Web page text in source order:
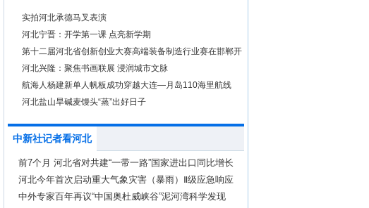
实拍河北承德马叉表演
河北宁晋：开学第一课 点亮新学期
第十二届河北省创新创业大赛高端装备制造行业赛在邯郸开
赛
河北兴隆：聚焦书画联展 浸润城市文脉
航海人杨建新单人帆板成功穿越大连—月岛110海里航线
河北盐山旱碱麦馒头“蒸”出好日子
中新社记者看河北
前7个月 河北省对共建“一带一路”国家进出口同比增长
13.7%
河北今年首次启动重大气象灾害（暴雨）Ⅱ级应急响应
中外专家百年再议“中国奥杜威峡谷”泥河湾科学发现